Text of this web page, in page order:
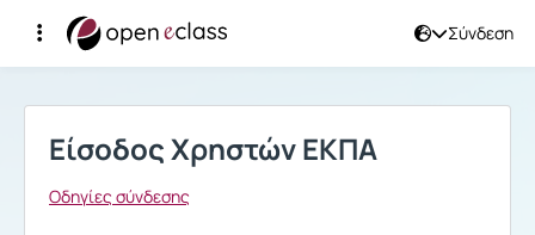
Σύνδεση
Σύνδεση
Είσοδος Χρηστών ΕΚΠΑ
Οδηγίες σύνδεσης